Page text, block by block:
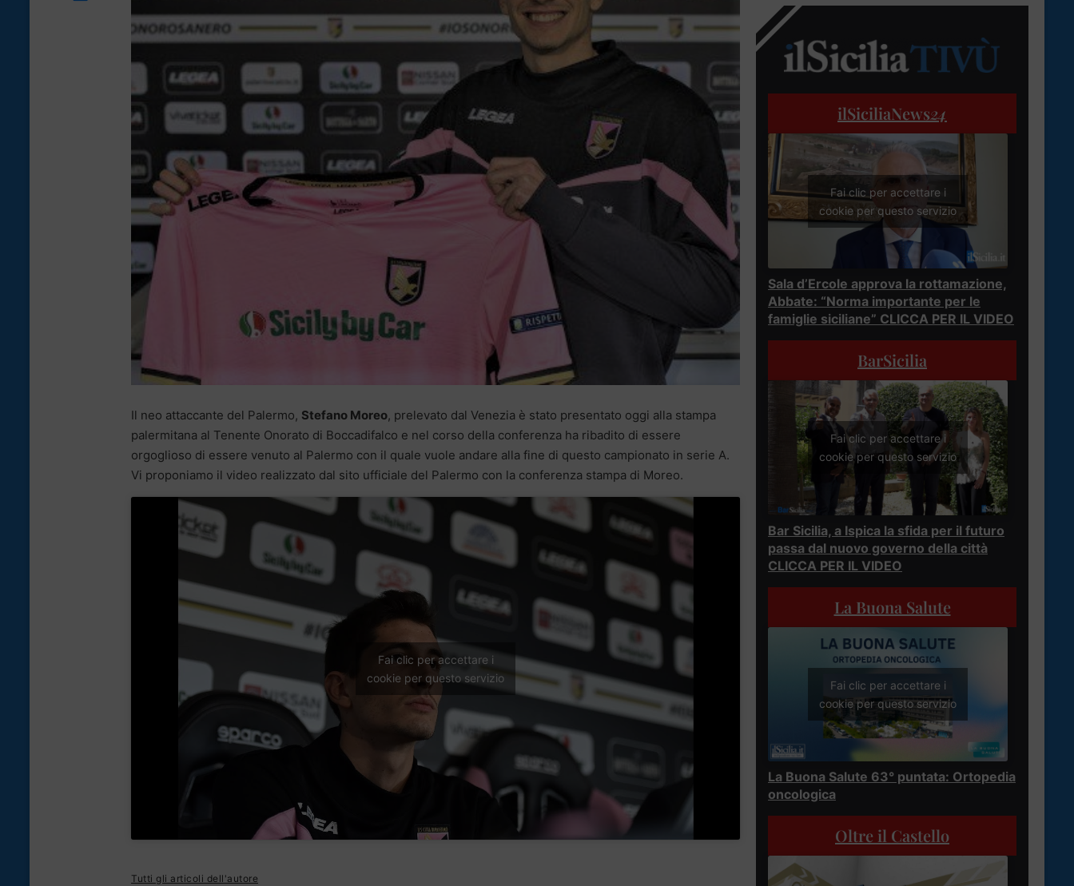
Il neo attaccante del Palermo, Stefano Moreo, prelevato dal Venezia è stato presentato oggi alla stampa
palermitana al Tenente Onorato di Boccadifalco e nel corso della conferenza ha ribadito di essere
orgoglioso di essere venuto al Palermo con il quale vuole andare alla fine di questo campionato in serie A.
Vi proponiamo il video realizzato dal sito ufficiale del Palermo con la conferenza stampa di Moreo.
Fai clic per accettare i
cookie per questo servizio
Tutti gli articoli dell'autore
ilSiciliaNews24
Fai clic per accettare i
cookie per questo servizio
Sala d’Ercole approva la rottamazione,
Abbate: “Norma importante per le
famiglie siciliane” CLICCA PER IL VIDEO
BarSicilia
Fai clic per accettare i
cookie per questo servizio
Bar Sicilia, a Ispica la sfida per il futuro
passa dal nuovo governo della città
CLICCA PER IL VIDEO
La Buona Salute
Fai clic per accettare i
cookie per questo servizio
La Buona Salute 63° puntata: Ortopedia
oncologica
Oltre il Castello